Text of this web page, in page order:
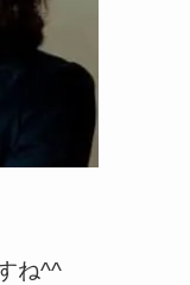
ね^^